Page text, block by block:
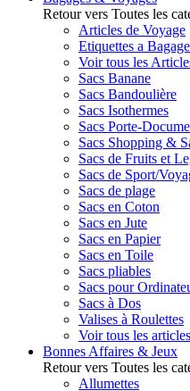
Retour vers Toutes les
Articles de Voyage
Etiquettes a
Voir tous les
Sacs Banane
Sacs Bandoulière
Sacs Isothermes
Sacs Porte-
Sacs Shopping &
Sacs de Fruits et
Sacs de Sport/
Sacs de plage
Sacs en Coton
Sacs en Jute
Sacs en Papier
Sacs en Toile
Sacs pliables
Sacs pour
Sacs à Dos
Valises à Roulettes
Voir tous les articles
Bonnes Affaires & Jeux
Retour vers Toutes les
Allumettes